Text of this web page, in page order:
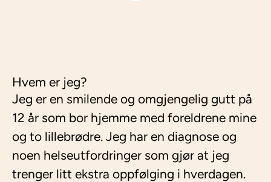
Hvem er jeg?
Jeg er en smilende og omgjengelig gutt på
12 år som bor hjemme med foreldrene mine
og to lillebrødre. Jeg har en diagnose og
noen helseutfordringer som gjør at jeg
trenger litt ekstra oppfølging i hverdagen.